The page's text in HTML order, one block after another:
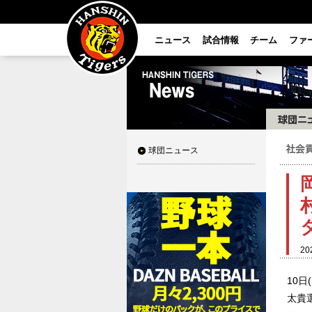
ニュース 試合情報 チーム ファ
球団ニュース
10日
太貴